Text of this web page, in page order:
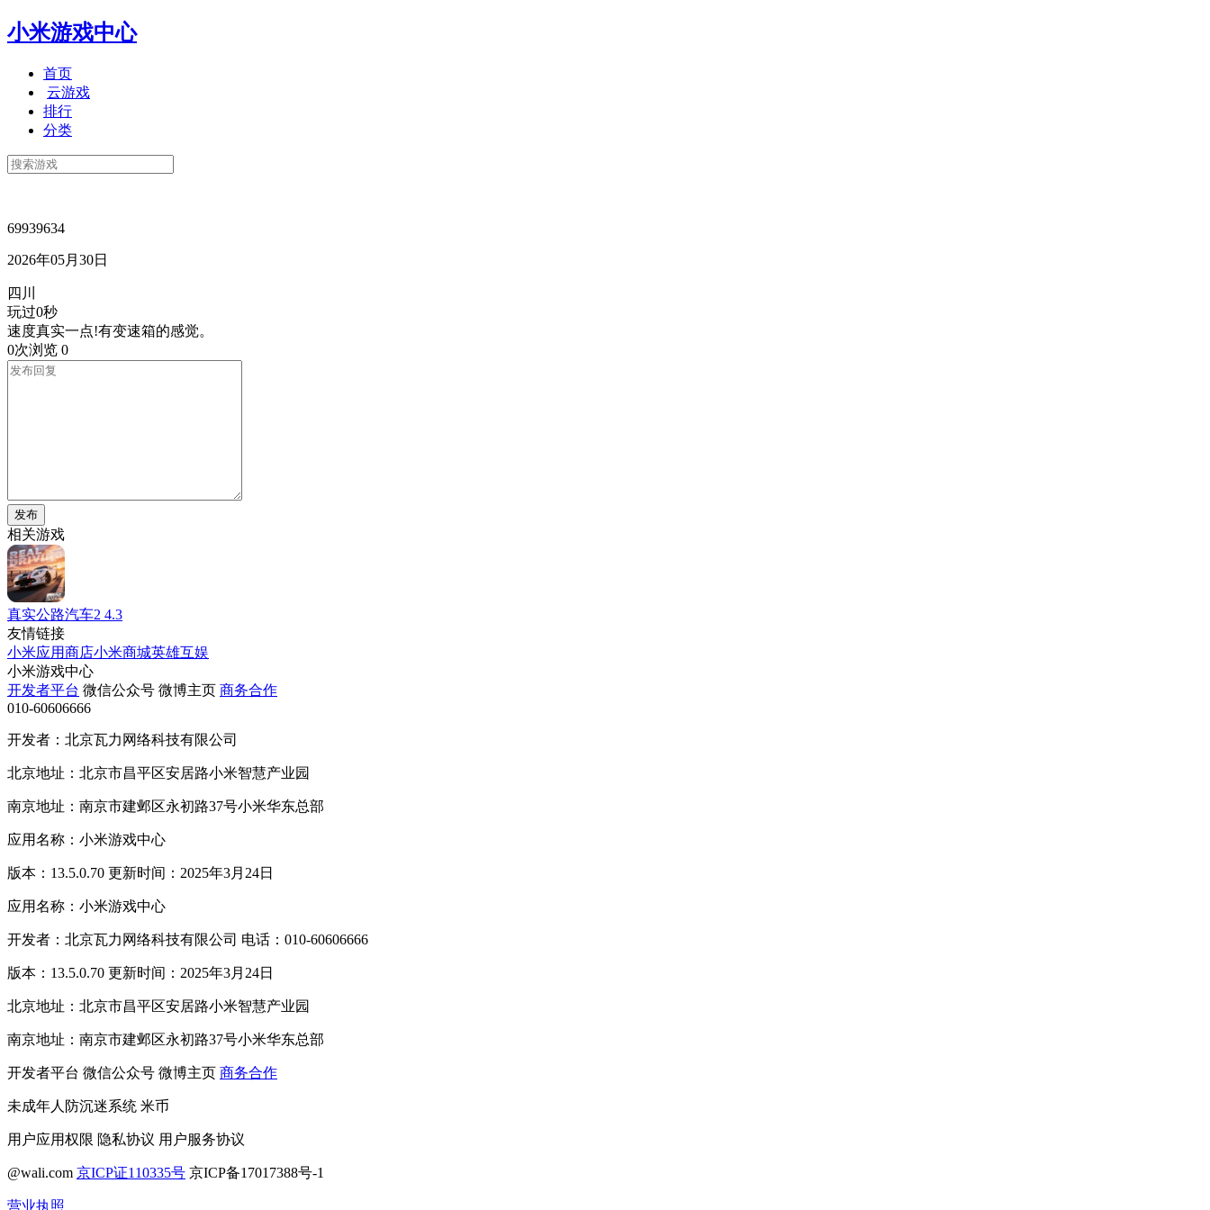
小米游戏中心
首页
云游戏
排行
分类
69939634
2026年05月30日
四川
玩过0秒
速度真实一点!有变速箱的感觉。
0次浏览 0
发布
相关游戏
真实公路汽车2 4.3
友情链接
小米应用商店小米商城英雄互娱
小米游戏中心
开发者平台 微信公众号 微博主页 商务合作
010-60606666
开发者：北京瓦力网络科技有限公司
北京地址：北京市昌平区安居路小米智慧产业园
南京地址：南京市建邺区永初路37号小米华东总部
应用名称：小米游戏中心
版本：13.5.0.70 更新时间：2025年3月24日
应用名称：小米游戏中心
开发者：北京瓦力网络科技有限公司 电话：010-60606666
版本：13.5.0.70 更新时间：2025年3月24日
北京地址：北京市昌平区安居路小米智慧产业园
南京地址：南京市建邺区永初路37号小米华东总部
开发者平台 微信公众号 微博主页 商务合作
未成年人防沉迷系统 米币
用户应用权限 隐私协议 用户服务协议
@wali.com 京ICP证110335号 京ICP备17017388号-1
营业执照